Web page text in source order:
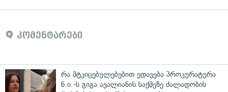
კომენტარები
რა მტკიცებულებებით ედავება პროკურატურა
ნ.ი.-ს გიგა ავალიანის საქმეზე ძალადობის